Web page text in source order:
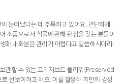
늘어났다는 데 주목하고 있어요. 간단하게
소품으로서 식물에 관해 관심을 갖는 분들이
화나 화분은 관리가 어렵다고 말씀하시더라
관할 수 있는 프리저브드 플라워(Preserved
선보이려고 해요. 이를 활용해 저만의 감성